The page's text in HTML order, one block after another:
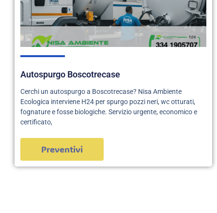
Autospurgo Boscotrecase
Cerchi un autospurgo a Boscotrecase? Nisa Ambiente
Ecologica interviene H24 per spurgo pozzi neri, wc otturati,
fognature e fosse biologiche. Servizio urgente, economico e
certificato,
Preventivi